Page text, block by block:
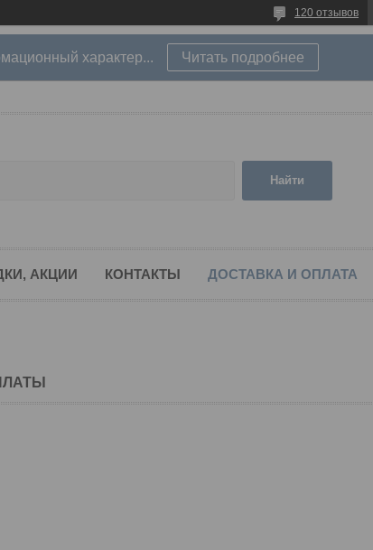
120 отзывов
характер... Читать подробнее
Найти
АКЦИИ КОНТАКТЫ ДОСТАВКА И ОПЛАТА